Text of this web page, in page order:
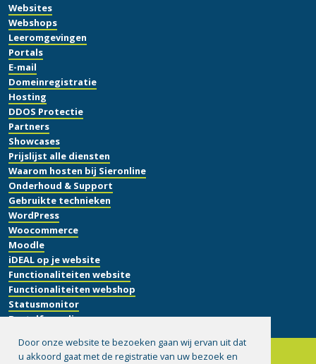
Door onze website te bezoeken gaan wij ervan uit dat
u akkoord gaat met de registratie van uw bezoek en
Websites
Webshops
Leeromgevingen
Portals
E-mail
Domeinregistratie
Hosting
DDOS Protectie
Partners
Showcases
Prijslijst alle diensten
Waarom hosten bij Sieronline
Onderhoud & Support
Gebruikte technieken
WordPress
Woocommerce
Moodle
iDEAL op je website
Functionaliteiten website
Functionaliteiten webshop
Statusmonitor
Bestelformulier